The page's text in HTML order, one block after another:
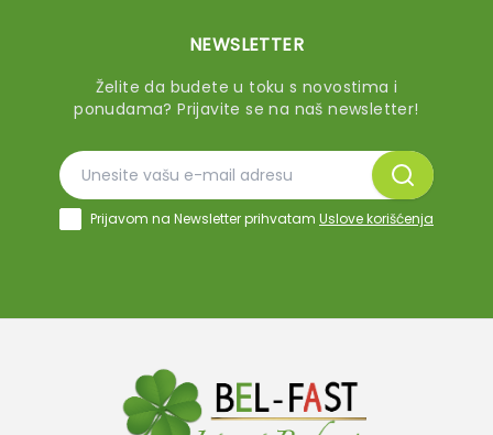
NEWSLETTER
Želite da budete u toku s novostima i
ponudama? Prijavite se na naš newsletter!
Prijavom na Newsletter prihvatam Uslove korišćenja